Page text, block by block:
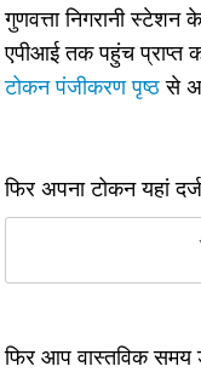
गुणवत्ता निगरानी
एपीआई तक पहुंच
टोकन पंजीकरण पृष्ठसे
फिर अपना टोकन यहां
फिर आप वास्तविक समय